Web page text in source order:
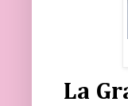
La